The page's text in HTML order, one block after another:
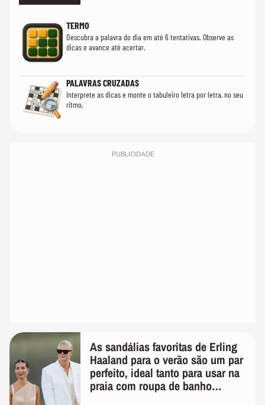
TERMO
Descubra a palavra do dia em até 6 tentativas. Observe as
dicas e avance até acertar.
PALAVRAS CRUZADAS
Interprete as dicas e monte o tabuleiro letra por letra, no seu
ritmo.
PUBLICIDADE
As sandálias favoritas de Erling
Haaland para o verão são um par
perfeito, ideal tanto para usar na
praia com roupa de banho